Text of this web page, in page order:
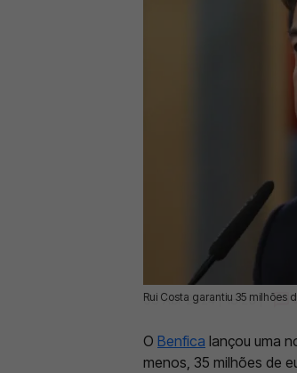
Rui Costa garantiu 35 milhões
03 Abr 2024 | 18:26 |
O Benfica lançou uma
menos, 35 milhões de